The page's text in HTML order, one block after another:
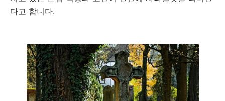
다고 합니다.